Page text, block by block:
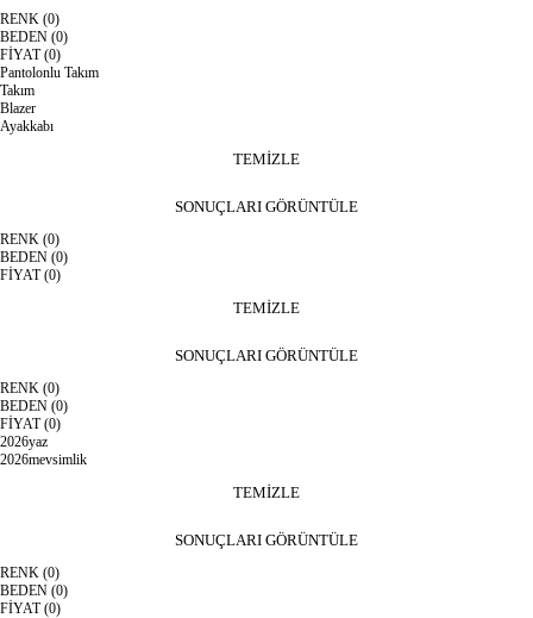
RENK (0)
BEDEN (0)
FİYAT(0)
Pantolonlu Takım
Takım
Blazer
Ayakkabı
TEMİZLE
SONUÇLARI GÖRÜNTÜLE
RENK (0)
BEDEN (0)
FİYAT(0)
TEMİZLE
SONUÇLARI GÖRÜNTÜLE
RENK (0)
BEDEN (0)
FİYAT(0)
2026yaz
2026mevsimlik
TEMİZLE
SONUÇLARI GÖRÜNTÜLE
RENK (0)
BEDEN (0)
FİYAT(0)